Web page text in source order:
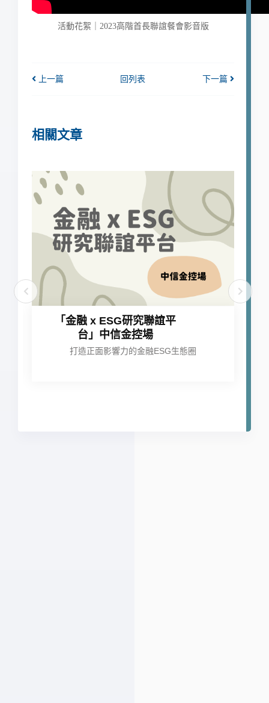
活動花絮｜2023高階首長聯誼餐會影音版
上一篇 回列表 下一篇
相關文章
「金融 x ESG研究聯誼平
台」中信金控場
打造正面影響力的金融ESG生態圈